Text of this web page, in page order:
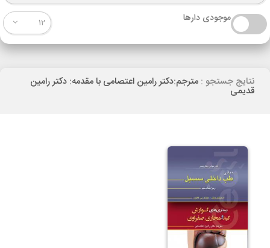
موجودی دارها 12
نتایج جستجو : مترجم:دکتر رامین اعتصامی با مقدمه: دکتر رامین
قدیمی